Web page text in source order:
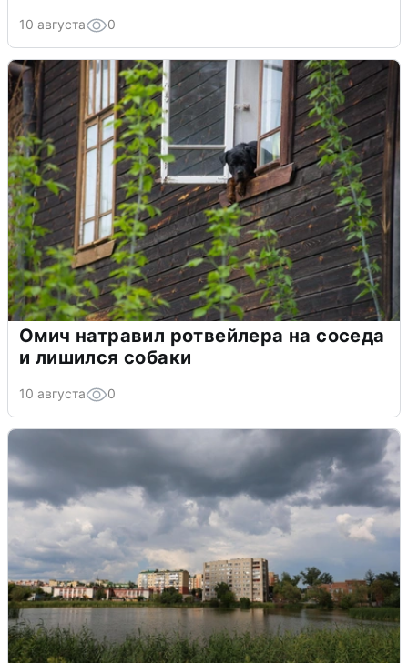
10 августа 0
Омич натравил ротвейлера на соседа
и лишился собаки
10 августа 0